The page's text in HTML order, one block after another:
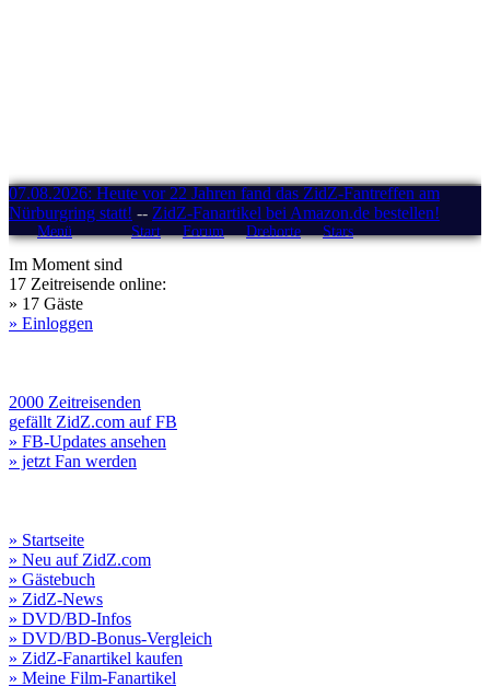
07.08.2026: Heute vor 22 Jahren fand das ZidZ-Fantreffen am
Nürburgring statt! -- ZidZ-Fanartikel bei Amazon.de bestellen!
Menü Start Forum Drehorte Stars
Im Moment sind
17 Zeitreisende online:
» 17 Gäste
» Einloggen
2000 Zeitreisenden
gefällt ZidZ.com auf FB
» FB-Updates ansehen
» jetzt Fan werden
» Startseite
» Neu auf ZidZ.com
» Gästebuch
» ZidZ-News
» DVD/BD-Infos
» DVD/BD-Bonus-Vergleich
» ZidZ-Fanartikel kaufen
» Meine Film-Fanartikel